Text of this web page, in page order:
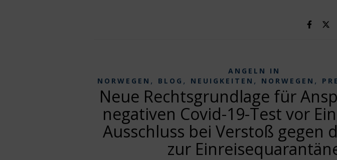
ANGELN IN
NORWEGEN , BLOG , NEUIGKEITEN , NORWEGEN ,
Neue Rechtsgrundlage für
negativen Covid-19-Test vor
Ausschluss bei Verstoß gegen
zur